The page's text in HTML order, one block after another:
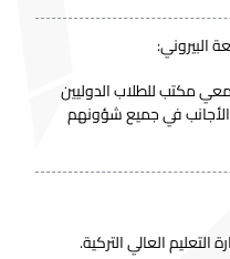
البيروني:
مكتب للطلاب الدوليين
في جميع شؤونهم
العالي التركية.